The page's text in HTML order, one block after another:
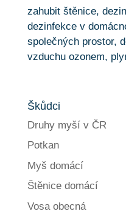
Škůdci
Druhy myší v ČR
Potkan
Myš domácí
Štěnice domácí
Vosa obecná